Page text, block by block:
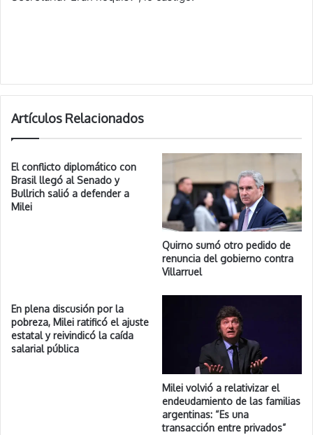
Artículos Relacionados
El conflicto diplomático con
Brasil llegó al Senado y
Bullrich salió a defender a
Milei
Quirno sumó otro pedido de
renuncia del gobierno contra
Villarruel
En plena discusión por la
pobreza, Milei ratificó el ajuste
estatal y reivindicó la caída
salarial pública
Milei volvió a relativizar el
endeudamiento de las familias
argentinas: “Es una
transacción entre privados”